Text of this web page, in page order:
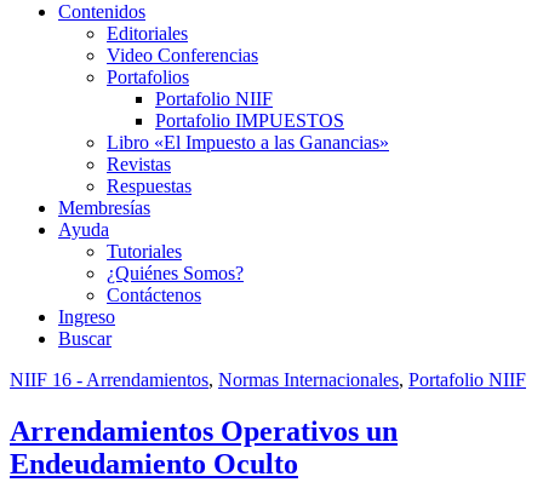
Contenidos
Editoriales
Video Conferencias
Portafolios
Portafolio NIIF
Portafolio IMPUESTOS
Libro «El Impuesto a las Ganancias»
Revistas
Respuestas
Membresías
Ayuda
Tutoriales
¿Quiénes Somos?
Contáctenos
Ingreso
Buscar
NIIF 16 - Arrendamientos, Normas Internacionales, Portafolio NIIF
Arrendamientos Operativos un
Endeudamiento Oculto